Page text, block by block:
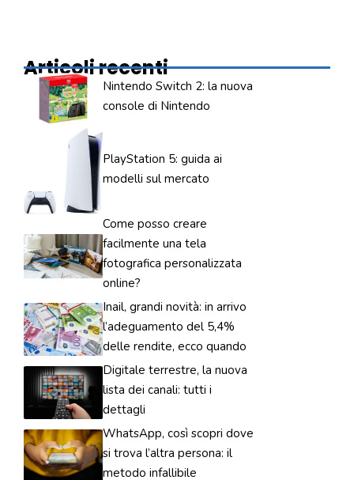
Articoli recenti
Nintendo Switch 2: la nuova
console di Nintendo
PlayStation 5: guida ai
modelli sul mercato
Come posso creare
facilmente una tela
fotografica personalizzata
online?
Inail, grandi novità: in arrivo
l’adeguamento del 5,4%
delle rendite, ecco quando
Digitale terrestre, la nuova
lista dei canali: tutti i
dettagli
WhatsApp, così scopri dove
si trova l’altra persona: il
metodo infallibile